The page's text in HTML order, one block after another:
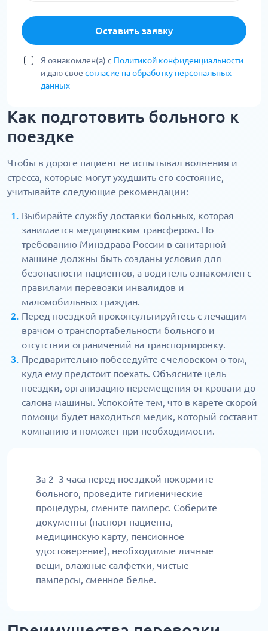
Оставить заявку
Я ознакомлен(а) с Политикой конфиденциальности
и даю свое согласие на обработку персональных
данных
Как подготовить больного к
поездке
Чтобы в дороге пациент не испытывал волнения и
стресса, которые могут ухудшить его состояние,
учитывайте следующие рекомендации:
Выбирайте службу доставки больных, которая
занимается медицинским трансфером. По
требованию Минздрава России в санитарной
машине должны быть созданы условия для
безопасности пациентов, а водитель ознакомлен с
правилами перевозки инвалидов и
маломобильных граждан.
Перед поездкой проконсультируйтесь с лечащим
врачом о транспортабельности больного и
отсутствии ограничений на транспортировку.
Предварительно побеседуйте с человеком о том,
куда ему предстоит поехать. Объясните цель
поездки, организацию перемещения от кровати до
салона машины. Успокойте тем, что в карете скорой
помощи будет находиться медик, который составит
компанию и поможет при необходимости.
За 2–3 часа перед поездкой покормите
больного, проведите гигиенические
процедуры, смените памперс. Соберите
документы (паспорт пациента,
медицинскую карту, пенсионное
удостоверение), необходимые личные
вещи, влажные салфетки, чистые
памперсы, сменное белье.